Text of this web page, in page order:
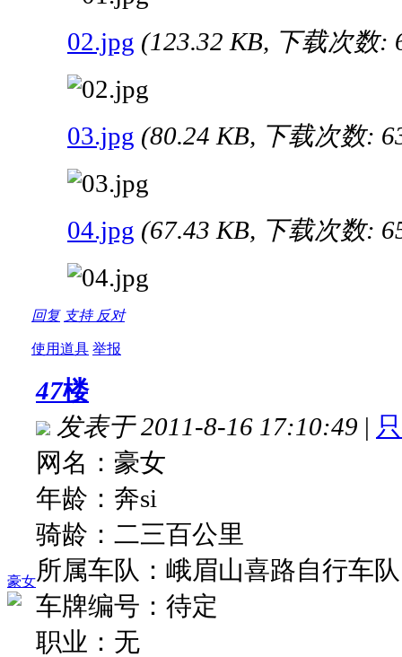
02.jpg (123.32 KB, 下载次数:
03.jpg (80.24 KB, 下载次数:
04.jpg (67.43 KB, 下载次数:
回复 支持 反对
使用道具 举报
豪女
47楼
发表于 2011-8-16 17:10:49 |
网名：豪女
年龄：奔si
骑龄：二三百公里
所属车队：峨眉山喜路自行车队
车牌编号：待定
职业：无